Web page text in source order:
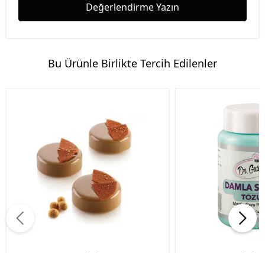
Değerlendirme Yazın
Bu Ürünle Birlikte Tercih Edilenler